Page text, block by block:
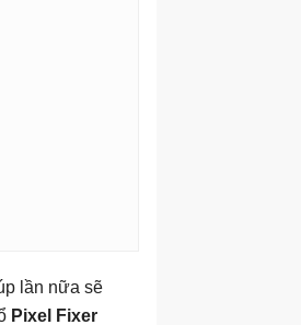
lần nữa sẽ
Pixel Fixer